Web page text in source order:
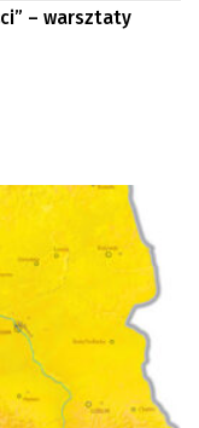
– warsztaty